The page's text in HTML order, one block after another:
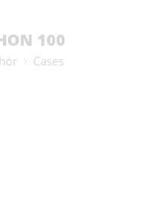
100
Cases